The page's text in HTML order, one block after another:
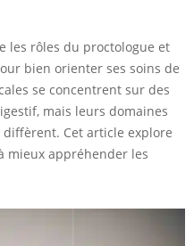
les rôles du proctologue et
bien orienter ses soins de
se concentrent sur des
mais leurs domaines
Cet article explore
mieux appréhender les